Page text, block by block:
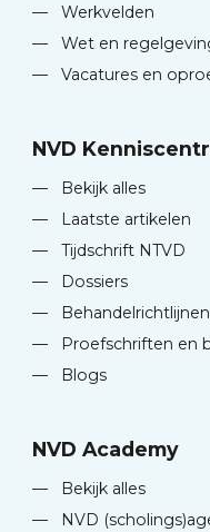
—
Werkvelden
—
Wet en
—
Vacatures en
NVD
—
Bekijk alles
—
Laatste artikelen
—
Tijdschrift NTVD
—
Dossiers
—
Behandelrichtlijnen
—
Proefschriften en
—
Blogs
NVD Academy
—
Bekijk alles
—
NVD